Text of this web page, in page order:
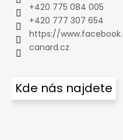
+420 775 084 005
+420 777 307 654
https://
canard.cz
Kde nás najdete